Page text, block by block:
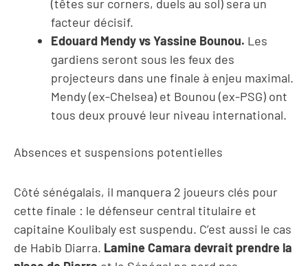
(têtes sur corners, duels au sol) sera un
facteur décisif.
Edouard Mendy vs Yassine Bounou. Les
gardiens seront sous les feux des
projecteurs dans une finale à enjeu maximal.
Mendy (ex-Chelsea) et Bounou (ex-PSG) ont
tous deux prouvé leur niveau international.
Absences et suspensions potentielles
Côté sénégalais, il manquera 2 joueurs clés pour
cette finale : le défenseur central titulaire et
capitaine Koulibaly est suspendu. C’est aussi le cas
de Habib Diarra. Lamine Camara devrait prendre la